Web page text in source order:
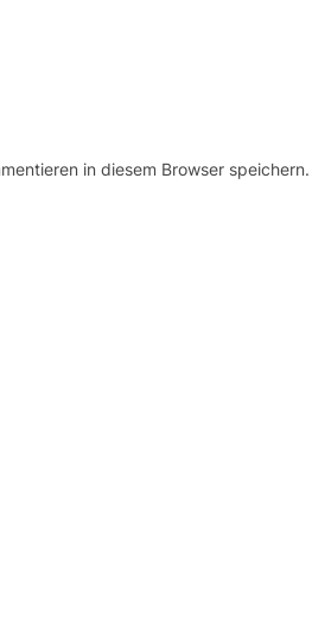
in diesem Browser speichern.